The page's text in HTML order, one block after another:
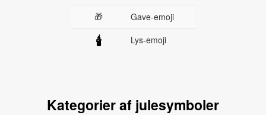
🎁
Gave‑emoji
🕯 Lys‑emoji
Kategorier af julesymboler